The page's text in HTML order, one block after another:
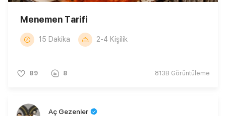
Menemen Tarifi
15 Dakika 2-4 Kişilik
89 8 813B Görüntüleme
Aç Gezenler